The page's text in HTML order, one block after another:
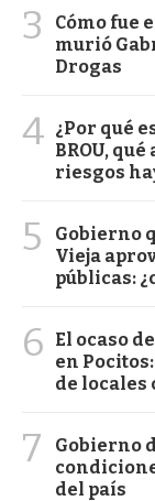
3
Cómo fue
murió
Drogas
4 ¿Por qué
BROU,
riesgos
5
Gobierno
Vieja
públicas:
6
El ocaso
en
de locales
7
Gobierno
del país